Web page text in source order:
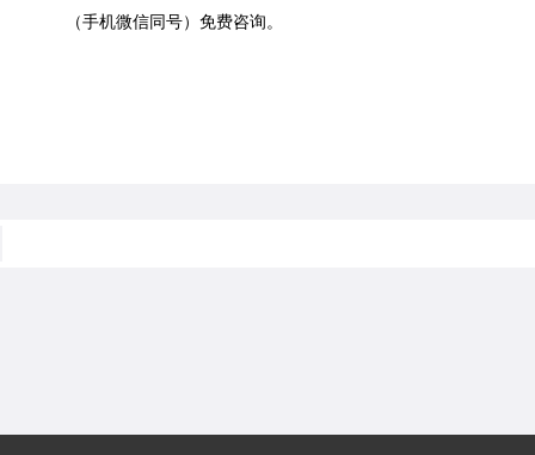
（手机微信同号）免费咨询。